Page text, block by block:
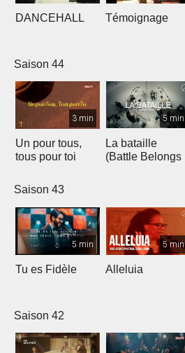
DANCEHALL Témoignage
Saison 44
3 min
Un pour tous,
tous pour toi
5 min
La bataille
(Battle Belongs
Saison 43
5 min
Tu es Fidèle
5 min
Alleluia
Saison 42